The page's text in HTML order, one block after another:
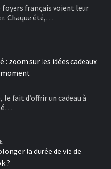
foyers français voient leur
Chaque été,…
: zoom sur les idées cadeaux
moment
le fait d’offrir un cadeau à
la durée de vie de
?